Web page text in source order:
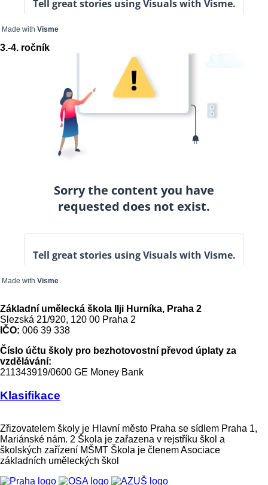
Made with Visme
3.-4. ročník
Made with Visme
Základní umělecká škola Ilji Hurníka, Praha 2
Slezská 21/920, 120 00 Praha 2
IČO: 006 39 338
Číslo účtu školy pro bezhotovostní převod úplaty za
vzdělávání:
211343919/0600 GE Money Bank
Klasifikace
Zřizovatelem školy je Hlavní město Praha se sídlem Praha 1,
Mariánské nám. 2 Škola je zařazena v rejstříku škol a
školských zařízení MŠMT Škola je členem Asociace
základních uměleckých škol